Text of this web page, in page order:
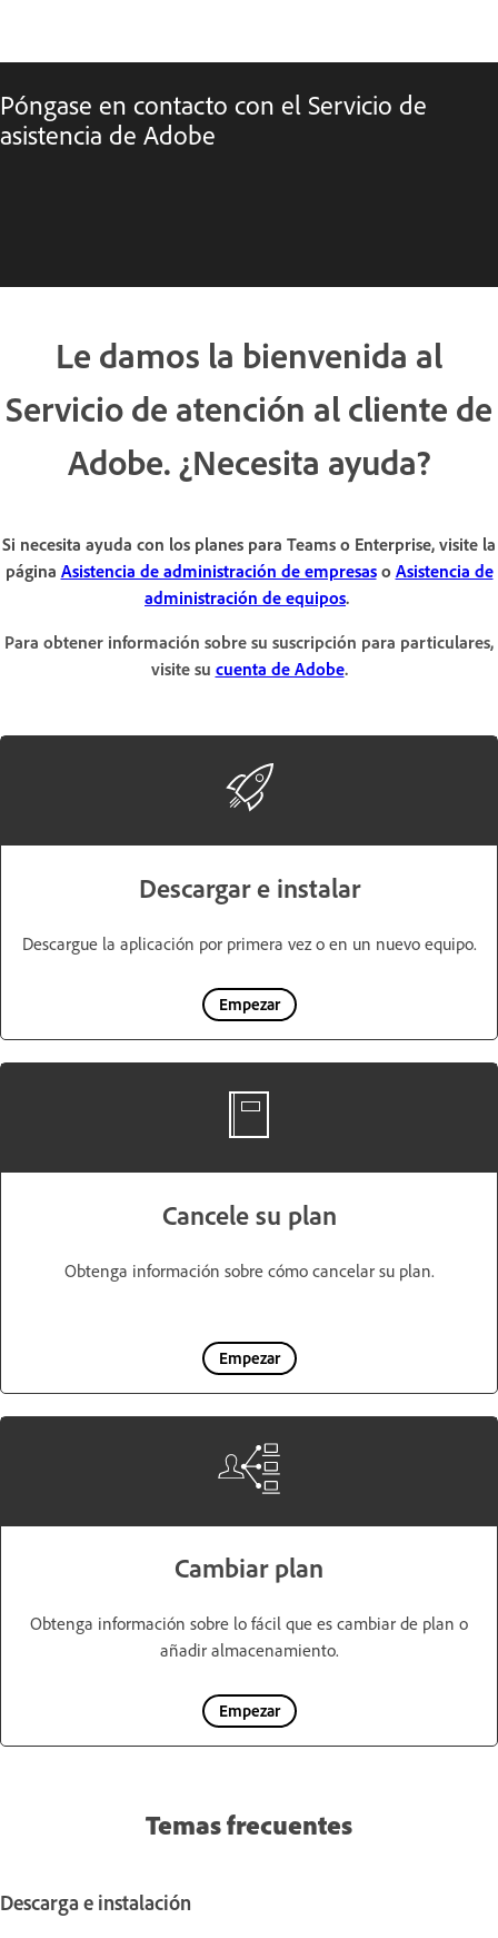
Póngase en contacto con el Servicio de
asistencia de Adobe
Le damos la bienvenida al
Servicio de atención al cliente de
Adobe. ¿Necesita ayuda?
Si necesita ayuda con los planes para Teams o Enterprise, visite la
página Asistencia de administración de empresaso Asistencia de
administración de equipos.
Para obtener información sobre su suscripción para particulares,
visite su cuenta de Adobe.
Descargar e instalar
Descargue la aplicación por primera vez o en un nuevo equipo.
Empezar
Cancele su plan
Obtenga información sobre cómo cancelar su plan.
Empezar
Cambiar plan
Obtenga información sobre lo fácil que es cambiar de plan o
añadir almacenamiento.
Empezar
Temas frecuentes
Descarga e instalación